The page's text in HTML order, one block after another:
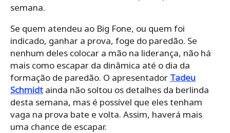
semana.
Se quem atendeu ao Big Fone, ou quem foi
indicado, ganhar a prova, foge do paredão. Se
nenhum deles colocar a mão na liderança, não há
mais como escapar da dinâmica até o dia da
formação de paredão. O apresentador Tadeu
Schmidt ainda não soltou os detalhes da berlinda
desta semana, mas é possível que eles tenham
vaga na prova bate e volta. Assim, haverá mais
uma chance de escapar.